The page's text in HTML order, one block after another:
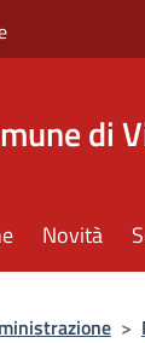
di
Novità
>